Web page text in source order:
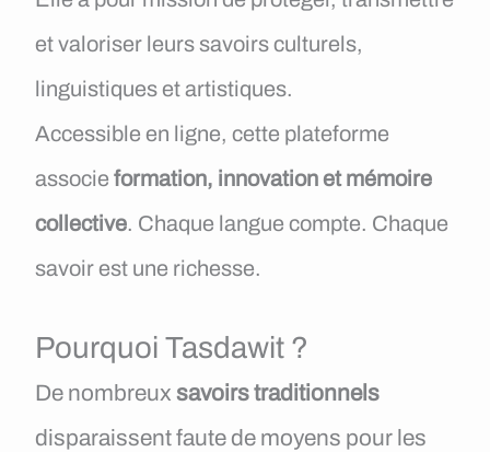
et valoriser leurs savoirs culturels,
linguistiques et artistiques.
Accessible en ligne, cette plateforme
associe formation, innovation et mémoire
collective. Chaque langue compte. Chaque
savoir est une richesse.
Pourquoi Tasdawit ?
De nombreux savoirs traditionnels
disparaissent faute de moyens pour les